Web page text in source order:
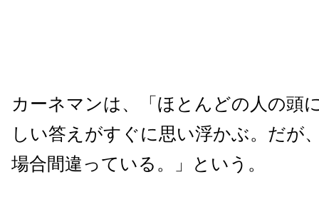
カーネマンは、「ほとんどの人の頭
しい答えがすぐに思い浮かぶ。だが
場合間違っている。」という。